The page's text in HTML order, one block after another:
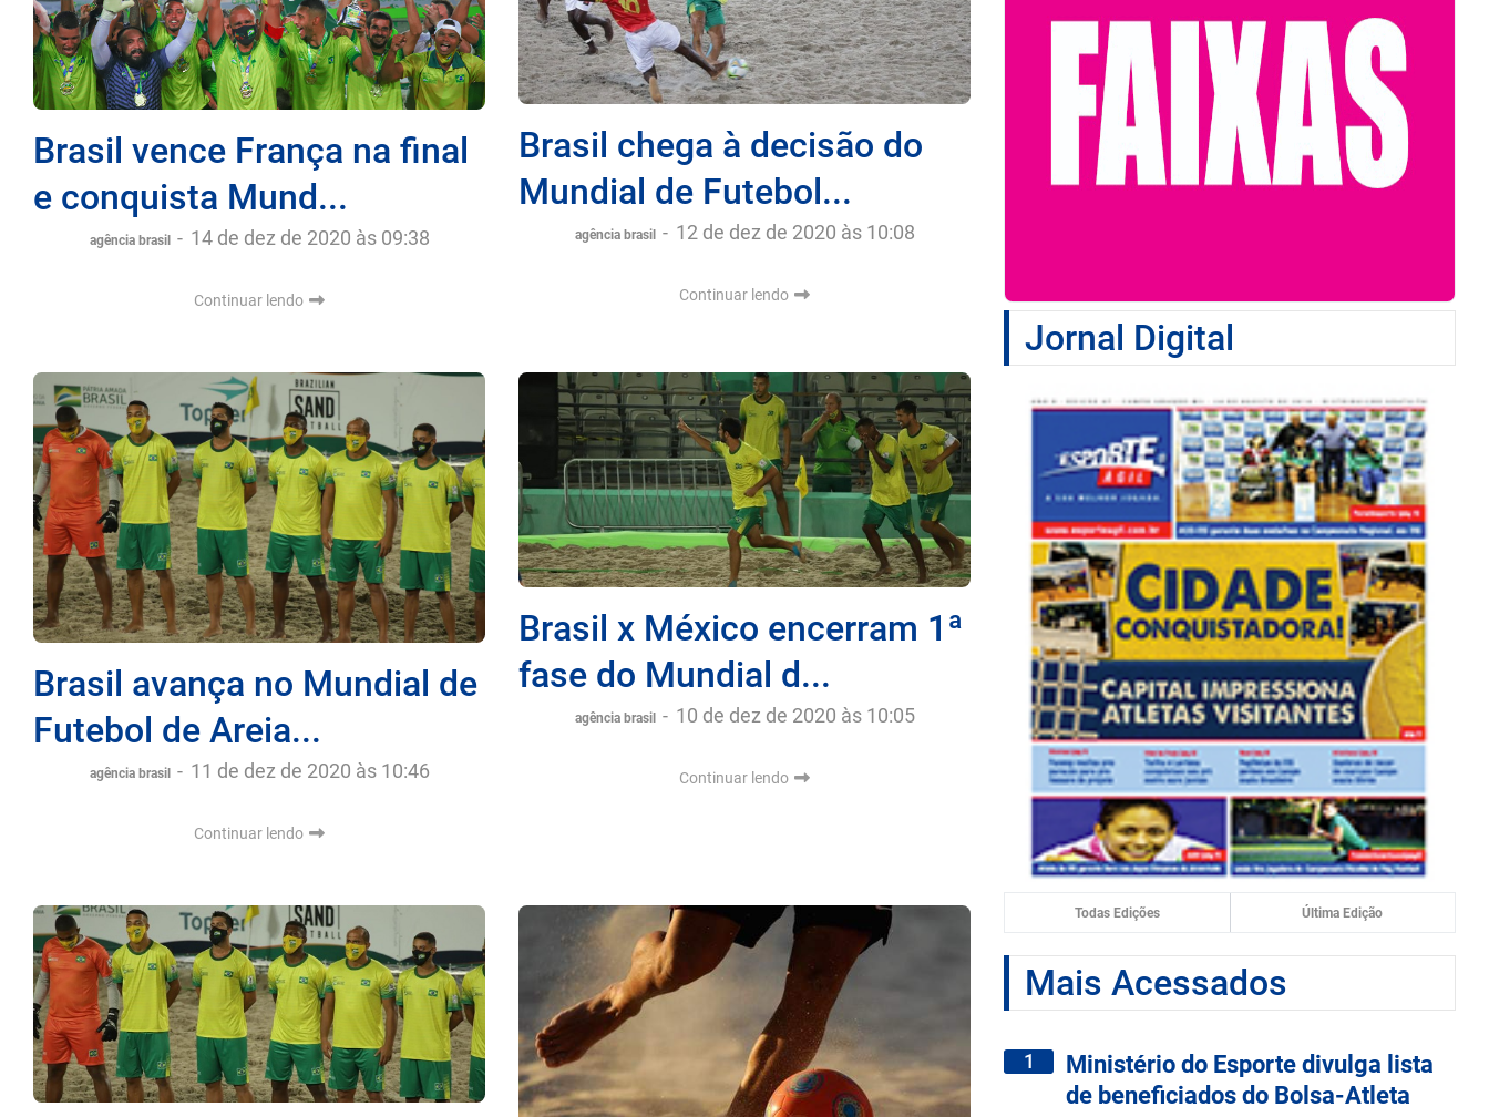
Brasil vence França na final
e conquista Mund...
agência brasil - 14 de dez de 2020 às 09:38
Continuar lendo
Brasil chega à decisão do
Mundial de Futebol...
agência brasil - 12 de dez de 2020 às 10:08
Continuar lendo
Brasil avança no Mundial de
Futebol de Areia...
agência brasil - 11 de dez de 2020 às 10:46
Continuar lendo
Brasil x México encerram 1ª
fase do Mundial d...
agência brasil - 10 de dez de 2020 às 10:05
Continuar lendo
Jornal Digital
Todas Edições Última Edição
Mais Acessados
1
Ministério do Esporte divulga lista
de beneficiados do Bolsa-Atleta